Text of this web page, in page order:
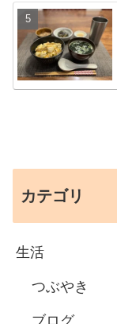
カテゴリ
生活
つぶやき
ブログ